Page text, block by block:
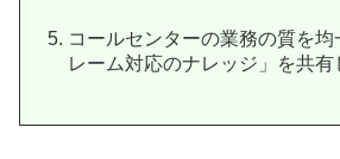
コールセンターの業務の質を均
レーム対応のナレッジ」を共有